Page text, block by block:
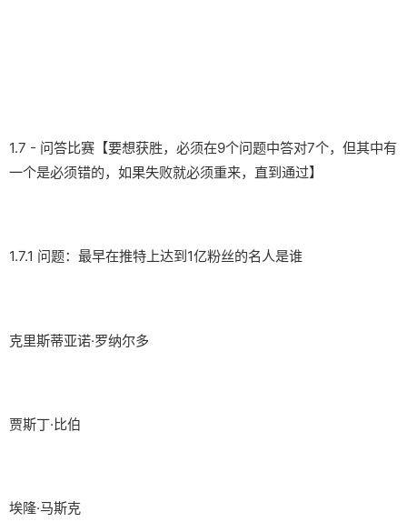
1.7 - 问答比赛【要想获胜，必须在9个问题中答对7个，但其中有
一个是必须错的，如果失败就必须重来，直到通过】
1.7.1 问题：最早在推特上达到1亿粉丝的名人是谁
克里斯蒂亚诺·罗纳尔多
贾斯丁·比伯
埃隆·马斯克